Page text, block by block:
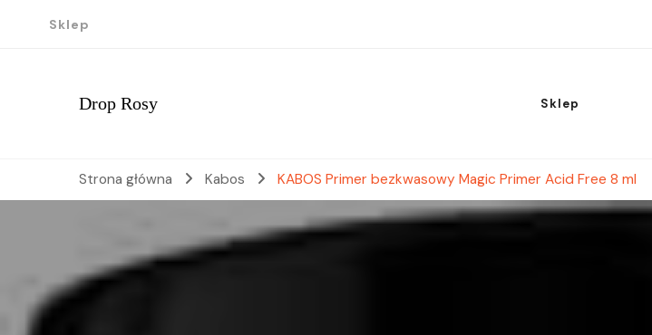
Sklep
Drop Rosy Sklep
Strona główna Kabos KABOS Primer bezkwasowy Magic Primer Acid Free 8 ml